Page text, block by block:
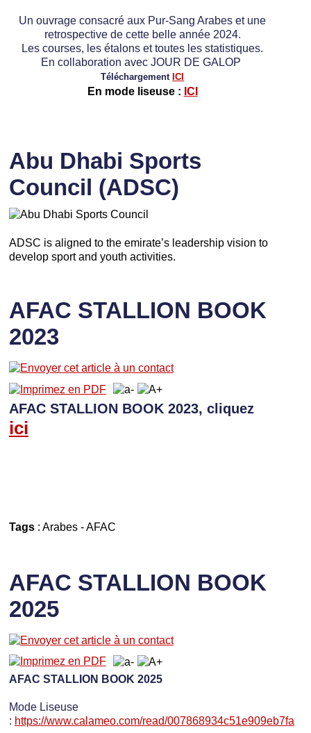
Un ouvrage consacré aux Pur-Sang Arabes et une
retrospective de cette belle année 2024.
Les courses, les étalons et toutes les statistiques.
En collaboration avec JOUR DE GALOP
Téléchargement ICI
En mode liseuse : ICI
Abu Dhabi Sports
Council (ADSC)
ADSC is aligned to the emirate’s leadership vision to
develop sport and youth activities.
AFAC STALLION BOOK
2023
AFAC STALLION BOOK 2023, cliquez
ici
Tags: Arabes-AFAC
AFAC STALLION BOOK
2025
AFAC STALLION BOOK 2025
Mode Liseuse
: https://www.calameo.com/read/007868934c51e909eb7fa